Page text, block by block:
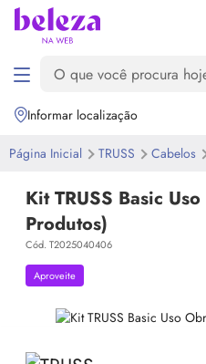
Informar localização
Página Inicial TRUSS Cabelos
Kit TRUSS Basic
Produtos)
Cód. T2025040406
Aproveite